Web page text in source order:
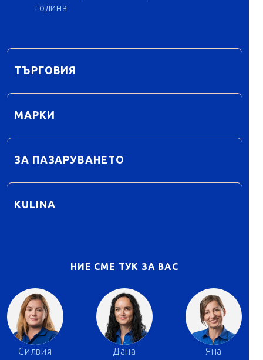
година
ТЪРГОВИЯ
МАРКИ
ЗА ПАЗАРУВАНЕТО
KULINA
НИЕ СМЕ ТУК ЗА ВАС
Силвия Дана Яна